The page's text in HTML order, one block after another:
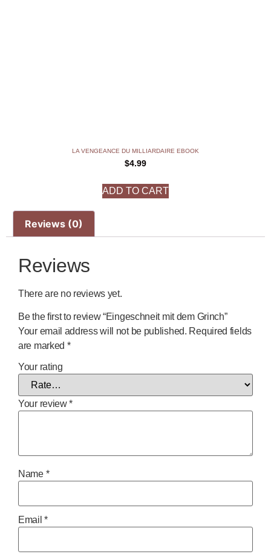
LA VENGEANCE DU MILLIARDAIRE EBOOK
$4.99
ADD TO CART
Reviews (0)
Reviews
There are no reviews yet.
Be the first to review “Eingeschneit mit dem Grinch”
Your email address will not be published. Required fields
are marked *
Your rating
Your review*
Name *
Email*